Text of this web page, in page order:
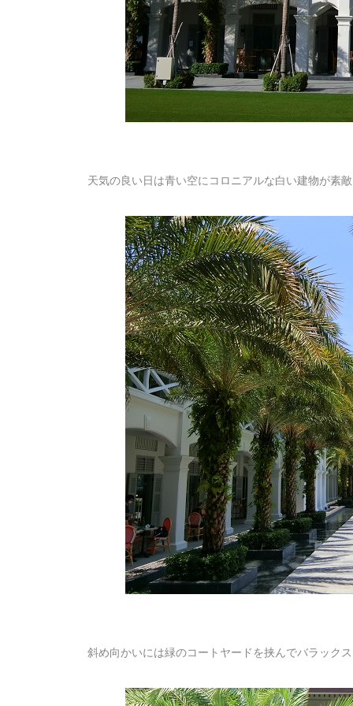
天気の良い日は青い空にコロニアルな白い建物が素敵
斜め向かいには緑のコートヤードを挟んでバラック